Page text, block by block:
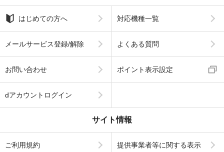
はじめての方へ 対応機種一覧
メールサービス登録/解除 よくある質問
お問い合わせ ポイント表示設定
dアカウントログイン
サイト情報
ご利用規約 提供事業者等に関する表示